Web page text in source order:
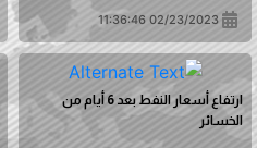
02/23/2023 11:36:46
ارتفاع أسعار النفط بعد 6 أيام من
الخسائر